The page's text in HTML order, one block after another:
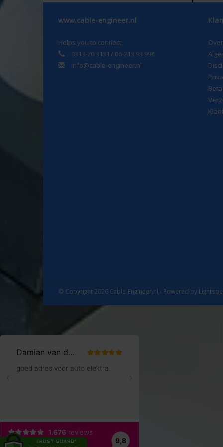
www.cable-engineer.nl
Helps you to connect!
0313-70 3131 / 06-213 93 994
info@cable-engineer.nl
© Copyright 2026 Cable-Engineer.nl - Powered by